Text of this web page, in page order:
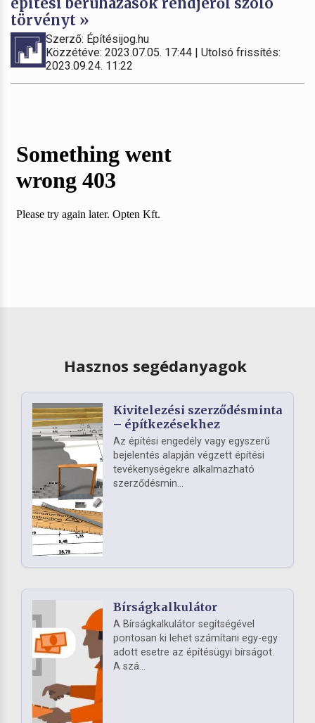
törvényt »
Szerző: Építésijog.hu
Közzétéve: 2023.07.05. 17:44 | Utolsó frissítés:
2023.09.24. 11:22
Hasznos segédanyagok
Kivitelezési szerződésminta
– építkezésekhez
Az építési engedély vagy egyszerű
bejelentés alapján végzett építési
tevékenységekre alkalmazható
szerződésmin...
Bírságkalkulátor
A Bírságkalkulátor segítségével
pontosan ki lehet számítani egy-egy
adott esetre az építésügyi bírságot.
A szá...